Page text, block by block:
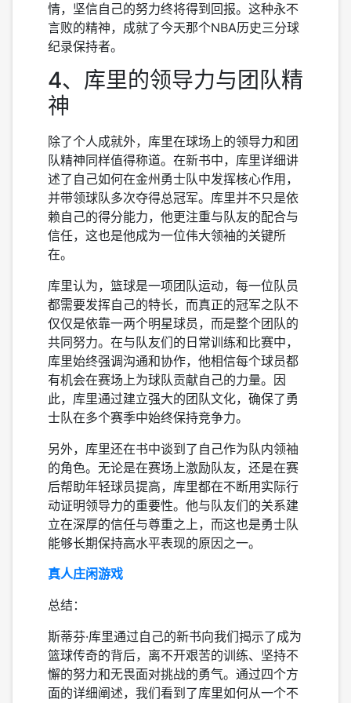
情，坚信自己的努力终将得到回报。这种永不
言败的精神，成就了今天那个NBA历史三分球
纪录保持者。
4、库里的领导力与团队精
神
除了个人成就外，库里在球场上的领导力和团
队精神同样值得称道。在新书中，库里详细讲
述了自己如何在金州勇士队中发挥核心作用，
并带领球队多次夺得总冠军。库里并不只是依
赖自己的得分能力，他更注重与队友的配合与
信任，这也是他成为一位伟大领袖的关键所
在。
库里认为，篮球是一项团队运动，每一位队员
都需要发挥自己的特长，而真正的冠军之队不
仅仅是依靠一两个明星球员，而是整个团队的
共同努力。在与队友们的日常训练和比赛中，
库里始终强调沟通和协作，他相信每个球员都
有机会在赛场上为球队贡献自己的力量。因
此，库里通过建立强大的团队文化，确保了勇
士队在多个赛季中始终保持竞争力。
另外，库里还在书中谈到了自己作为队内领袖
的角色。无论是在赛场上激励队友，还是在赛
后帮助年轻球员提高，库里都在不断用实际行
动证明领导力的重要性。他与队友们的关系建
立在深厚的信任与尊重之上，而这也是勇士队
能够长期保持高水平表现的原因之一。
真人庄闲游戏
总结：
斯蒂芬·库里通过自己的新书向我们揭示了成为
篮球传奇的背后，离不开艰苦的训练、坚持不
懈的努力和无畏面对挑战的勇气。通过四个方
面的详细阐述，我们看到了库里如何从一个不